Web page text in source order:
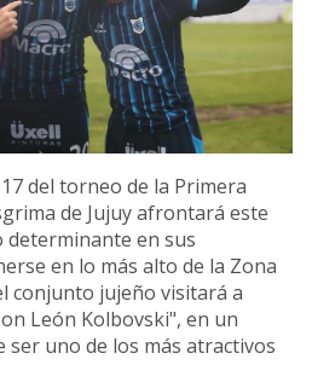
del torneo de la Primera
de Jujuy afrontará este
en sus
en lo más alto de la Zona
conjunto jujeño visitará a
León Kolbovski", en un
uno de los más atractivos